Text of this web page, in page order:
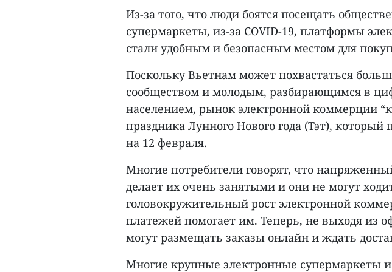
Из-за того, что люди боятся посещать
супермаркеты, из-за COVID-19, платформы
стали удобным и безопасным местом для
Поскольку Вьетнам может похвастаться
сообществом и молодым, разбирающимся в
населением, рынок электронной коммерции
праздника Лунного Нового года (Тэт), который
на 12 февраля.
Многие потребители говорят, что
делает их очень занятыми и они не могут
головокружительный рост электронной
платежей помогает им. Теперь, не выходя из
могут размещать заказы онлайн и ждать
Многие крупные электронные супермаркеты